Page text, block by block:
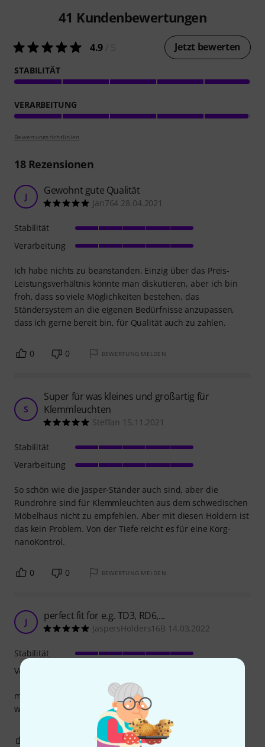
41 Kundenbewertungen
4.9 Jetzt bewerten
STABILITÄT
VERARBEITUNG
Bewertungsrichtlinien
18Rezensionen
J Gewohnt gute Qualität
Jan764 28.04.2021
Ich habe nichts zu beanstanden. Einzig über das Preis-
Leistungsverhältnis könnte man diskutieren, aber ich bin
froh, dass so viele Möglichkeiten bestehen, das
Ständersystem an die eigenen Bedürfnisse anzupassen,
dass ich gerne bereit bin, für Qualität auch zu zahlen.
Stabilität
Verarbeitung
0 0 BEWERTUNG MELDEN
S
Super für was kleines und großartig für
Klemmleuchten
Steffan 15.11.2021
So schön wie die Jasper-Ständer auch sind, aber die
Rundrohre sind für Klemmleuchten aus dem schwedischen
Möbelhaus nicht zu empfehlen. Aber mit diesen Holdern ist
das kein Problem. Von der Tiefe reicht es für eine Korg-
nanoKontrol.
Stabilität
Verarbeitung
0 0 BEWERTUNG MELDEN
J perfect fit for e.g. TD3, RD6,...
JaspersHolders16B 14.03.2022
maybe bit overpriced, but overall good value and quality,
which does its job
Stabilität
Verarbeitung
BEWERTUNG MELDEN